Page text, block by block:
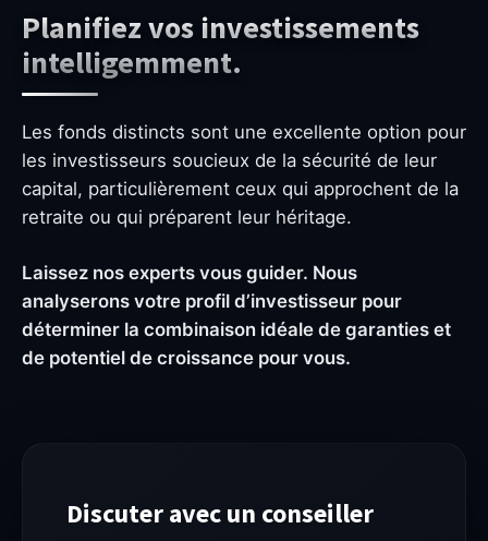
Planifiez vos investissements
intelligemment.
Les fonds distincts sont une excellente option pour
les investisseurs soucieux de la sécurité de leur
capital, particulièrement ceux qui approchent de la
retraite ou qui préparent leur héritage.
Laissez nos experts vous guider. Nous
analyserons votre profil d’investisseur pour
déterminer la combinaison idéale de garanties et
de potentiel de croissance pour vous.
Discuter avec un conseiller